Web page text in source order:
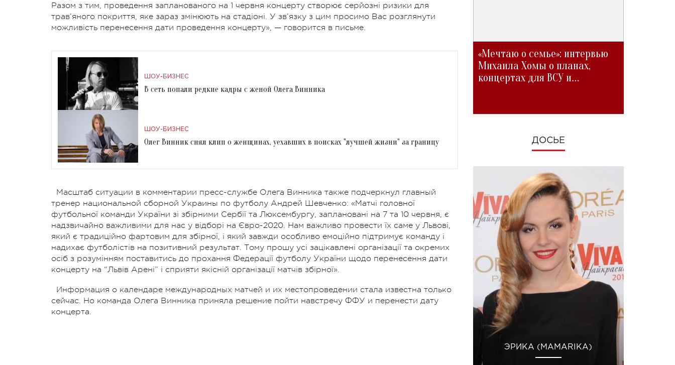
Разом з тим, проведення запланованого на 1 червня концерту створює серйозні ризики для
трав’яного покриття, яке зараз змінюють на стадіоні. У зв’язку з цим просимо Вас розглянути
можливість перенесення дати проведення концерту», — говорится в письме.
ШОУ-БИЗНЕС
В сеть попали редкие кадры с женой Олега Винника
ШОУ-БИЗНЕС
Олег Винник снял клип о женщинах, уехавших в поисках "лучшей жизни" за границу
Масштаб ситуации в комментарии пресс-службе Олега Винника также подчеркнул главный
тренер национальной сборной Украины по футболу Андрей Шевченко: «Матчі головної
футбольної команди України зі збірними Сербії та Люксембургу, заплановані на 7 та 10 червня, є
надзвичайно важливими для нас у відборі на Євро-2020. Нам важливо провести їх саме у Львові,
який є традиційно фартовим для збірної, і який завжди особливо емоційно підтримує команду і
надихає футболістів на позитивний результат. Тому прошу усі зацікавлені організації та окремих
осіб з розумінням поставитись до прохання Федерації футболу України щодо перенесення дати
концерту на “Львів Арені” і сприяти якісній організації матчів збірної».
Информация о календаре международных матчей и их местопроведении стала известна только
сейчас. Но команда Олега Винника приняла решение пойти навстречу ФФУ и перенести дату
концерта.
«Мечтаю о семье»: интервью
Михаила Хомы о планах,
концертах для ВСУ и
ДОСЬЕ
ЭРИКА (MAMARIKA)